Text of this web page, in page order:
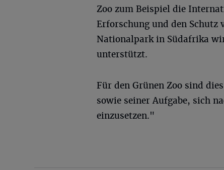
Zoo zum Beispiel die
Erforschung und den Schutz
Nationalpark in Südafrika
unterstützt.
Für den Grünen Zoo sind
sowie seiner Aufgabe, sich
einzusetzen."